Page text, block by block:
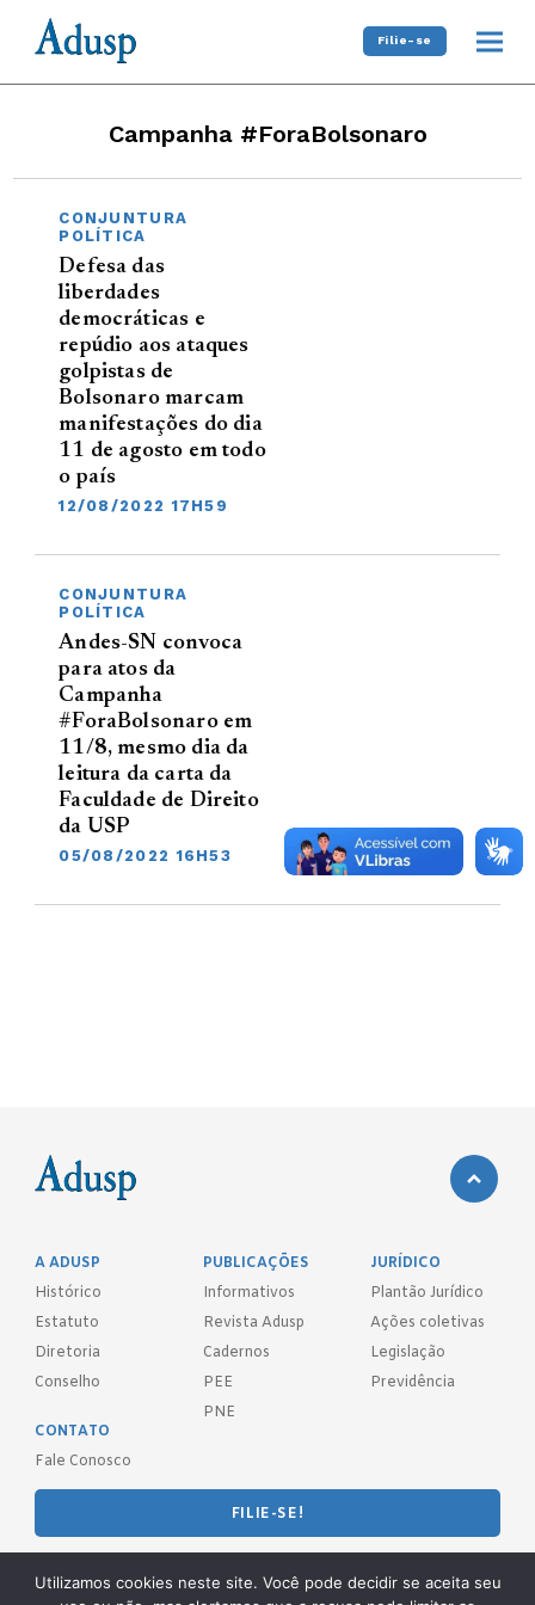
Filie-se
Campanha #ForaBolsonaro
CONJUNTURA
POLÍTICA
Defesa das
liberdades
democráticas e
repúdio aos ataques
golpistas de
Bolsonaro marcam
manifestações do dia
11 de agosto em todo
o país
12/08/2022 17H59
CONJUNTURA
POLÍTICA
Andes-SN convoca
para atos da
Campanha
#ForaBolsonaro em
11/8, mesmo dia da
leitura da carta da
Faculdade de Direito
da USP
05/08/2022 16H53
A ADUSP
Histórico
Estatuto
Diretoria
Conselho
PUBLICAÇÕES
Informativos
Revista Adusp
Cadernos
PEE
PNE
JURÍDICO
Plantão Jurídico
Ações coletivas
Legislação
Previdência
CONTATO
Fale Conosco
FILIE-SE!
Utilizamos cookies neste site. Você pode decidir se aceita seu